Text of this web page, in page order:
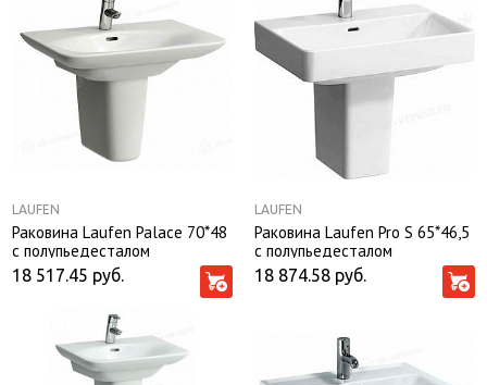
LAUFEN
Раковина Laufen Palace 70*48
с полупьедесталом
18 517.45 руб.
LAUFEN
Раковина Laufen Pro S 65*46,5
с полупьедесталом
18 874.58 руб.